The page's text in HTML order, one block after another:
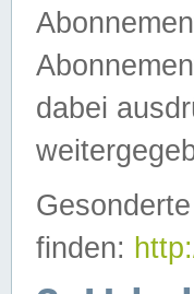
dabei
finden: